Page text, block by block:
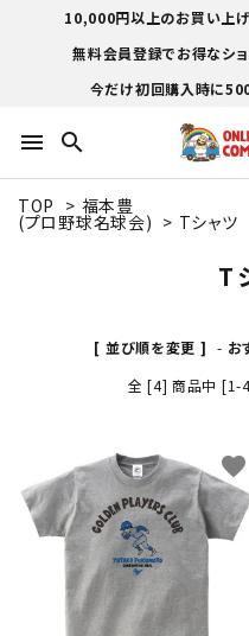
10,000円以上のお買い上
無料会員登録でお得なショ
今だけ初回購入時に
menu search
TOP > 福本豊
(プロ野球名球会) > Tシャツ
T
[ 並び順を変更 ] - お
全 [4] 商品中 [1-
favorite